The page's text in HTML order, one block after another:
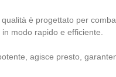
è progettato per
modo rapido e efficiente.
agisce presto,